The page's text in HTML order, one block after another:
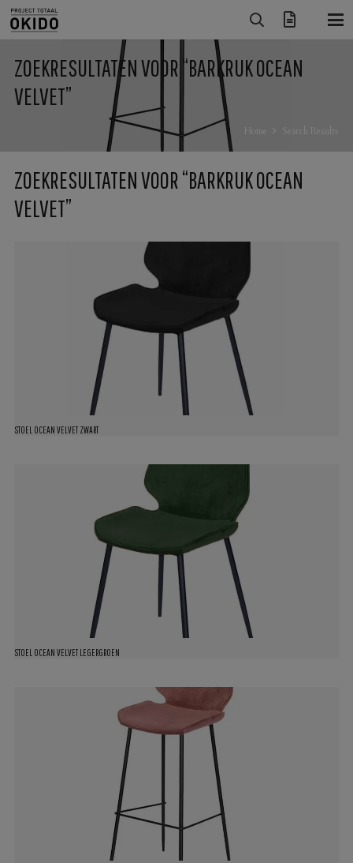
ZOEKRESULTATEN VOOR “BARKRUK OCEAN
VELVET”
Home Search Results
ZOEKRESULTATEN VOOR “BARKRUK OCEAN
VELVET”
STOEL OCEAN VELVET ZWART
STOEL OCEAN VELVET LEGERGROEN